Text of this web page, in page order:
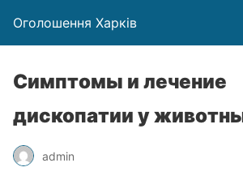
Оголошення Харків
Симптомы и лечение
дископатии у
admin